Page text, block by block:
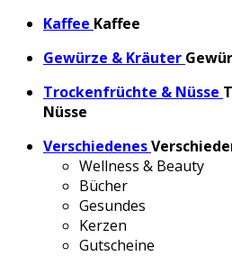
Kaffee Kaffee
Gewürze & Kräuter
Trockenfrüchte & Nüsse
Nüsse
Verschiedenes
Wellness & Beauty
Bücher
Gesundes
Kerzen
Gutscheine